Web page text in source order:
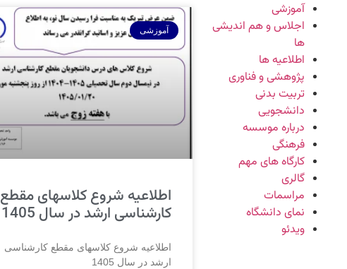
آموزشی
اجلاس و هم اندیشی
ها
اطلاعیه ها
پژوهشی و فناوری
تربیت بدنی
دانشجویی
درباره موسسه
فرهنگی
کارگاه های مهم
گالری
مراسمات
نمای دانشگاه
ویدئو
آموزشی
اطلاعیه شروع کلاسهای مقطع
کارشناسی ارشد در سال 1405
اطلاعیه شروع کلاسهای مقطع کارشناسی
ارشد در سال 1405